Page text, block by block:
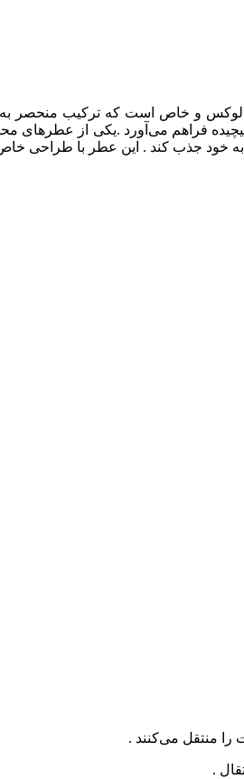
و خاص است که ترکیب منحصر به
فراهم می‌آورد .یکی از عطرهای
به خود جذب کند . این عطر با طراحی
منتقل می‌کنند .
.